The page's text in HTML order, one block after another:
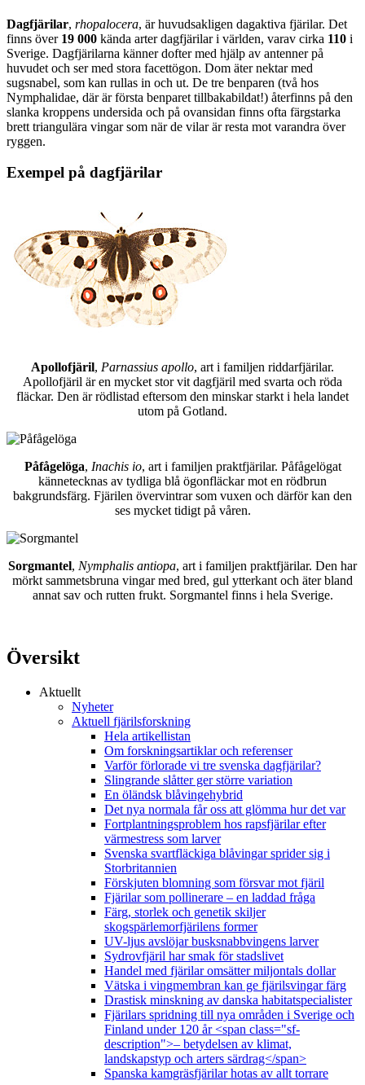
Dagfjärilar, rhopalocera, är huvudsakligen dagaktiva fjärilar. Det
finns över 19 000 kända arter dagfjärilar i världen, varav cirka 110 i
Sverige. Dagfjärilarna känner dofter med hjälp av antenner på
huvudet och ser med stora facettögon. Dom äter nektar med
sugsnabel, som kan rullas in och ut. De tre benparen (två hos
Nymphalidae, där är första benparet tillbakabildat!) återfinns på den
slanka kroppens undersida och på ovansidan finns ofta färgstarka
brett triangulära vingar som när de vilar är resta mot varandra över
ryggen.
Exempel på dagfjärilar
Apollofjäril, Parnassius apollo, art i familjen riddarfjärilar.
Apollofjäril är en mycket stor vit dagfjäril med svarta och röda
fläckar. Den är rödlistad eftersom den minskar starkt i hela landet
utom på Gotland.
Påfågelöga, Inachis io, art i familjen praktfjärilar. Påfågelögat
kännetecknas av tydliga blå ögonfläckar mot en rödbrun
bakgrundsfärg. Fjärilen övervintrar som vuxen och därför kan den
ses mycket tidigt på våren.
Sorgmantel, Nymphalis antiopa, art i familjen praktfjärilar. Den har
mörkt sammetsbruna vingar med bred, gul ytterkant och äter bland
annat sav och rutten frukt. Sorgmantel finns i hela Sverige.
Översikt
Aktuellt
Nyheter
Aktuell fjärilsforskning
Hela artikellistan
Om forskningsartiklar och referenser
Varför förlorade vi tre svenska dagfjärilar?
Slingrande slåtter ger större variation
En öländsk blåvingehybrid
Det nya normala får oss att glömma hur det var
Fortplantningsproblem hos rapsfjärilar efter
värmestress som larver
Svenska svartfläckiga blåvingar sprider sig i
Storbritannien
Förskjuten blomning som försvar mot fjäril
Fjärilar som pollinerare – en laddad fråga
Färg, storlek och genetik skiljer
skogspärlemorfjärilens former
UV-ljus avslöjar busksnabbvingens larver
Sydrovfjäril har smak för stadslivet
Handel med fjärilar omsätter miljontals dollar
Vätska i vingmembran kan ge fjärilsvingar färg
Drastisk minskning av danska habitatspecialister
Fjärilars spridning till nya områden i Sverige och
Finland under 120 år <span class="sf-
description">– betydelsen av klimat,
landskapstyp och arters särdrag</span>
Spanska kamgräsfjärilar hotas av allt torrare